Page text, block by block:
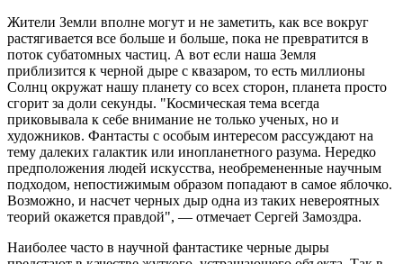
Жители Земли вполне могут и не заметить, как все вокруг
растягивается все больше и больше, пока не превратится в
поток субатомных частиц. А вот если наша Земля
приблизится к черной дыре с квазаром, то есть миллионы
Солнц окружат нашу планету со всех сторон, планета просто
сгорит за доли секунды. "Космическая тема всегда
приковывала к себе внимание не только ученых, но и
художников. Фантасты с особым интересом рассуждают на
тему далеких галактик или инопланетного разума. Нередко
предположения людей искусства, необремененные научным
подходом, непостижимым образом попадают в самое яблочко.
Возможно, и насчет черных дыр одна из таких невероятных
теорий окажется правдой", — отмечает Сергей Замоздра.
Наиболее часто в научной фантастике черные дыры